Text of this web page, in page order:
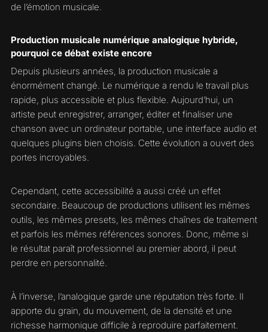
de l’émotion musicale.
Production musicale numérique analogique hybride,
pourquoi ce débat existe encore
Depuis plusieurs années, la production musicale a
énormément changé. Le numérique a rendu le travail plus
rapide, plus accessible et plus flexible. Aujourd’hui, un
artiste peut enregistrer, arranger, éditer et finaliser une
chanson avec un ordinateur portable, une interface audio et
quelques plugins bien choisis. Cette évolution a ouvert des
portes incroyables.
Cependant, cette accessibilité a aussi créé un effet
secondaire. Beaucoup de productions utilisent les mêmes
outils, les mêmes presets, les mêmes chaînes de traitement
et parfois les mêmes références sonores. Donc, même si
le résultat paraît professionnel au premier abord, il peut
perdre en personnalité.
À l’inverse, l’analogique garde une réputation très forte. Il
apporte du grain, du mouvement, de la densité et une
richesse harmonique difficile à reproduire parfaitement.